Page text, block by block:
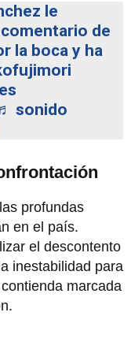
le
de
la boca y ha
sonido
profundas
en el país.
el descontento
inestabilidad para
marcada